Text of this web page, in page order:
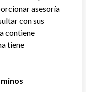
Danaher Corporation
médicos y sus
asesoría
con sus
contiene
tiene